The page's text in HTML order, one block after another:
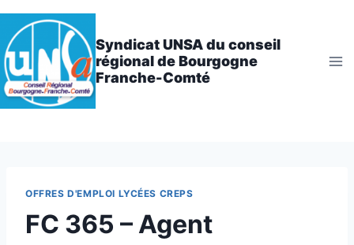
Aller
au
contenu
Syndicat UNSA du conseil
régional de Bourgogne
Franche-Comté
OFFRES D'EMPLOI LYCÉES CREPS
FC 365 – Agent